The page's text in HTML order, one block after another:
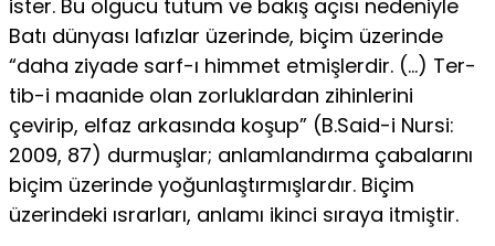
ister. Bu olgucu tutum ve bakış açısı nedeniyle
Batı dünyası lafızlar üzerinde, biçim üzerinde
“daha ziyade sarf-ı himmet etmişlerdir. (…) Ter-
tib-i maanide olan zorluklardan zihinlerini
çevirip, elfaz arka­sında koşup” (B.Said-i Nursi:
2009, 87) durmuşlar; anlamlan­dırma çabalarını
biçim üzerinde yoğunlaştırmışlardır. Biçim
üzerindeki ısrarları, anlamı ikinci sıraya itmiştir.